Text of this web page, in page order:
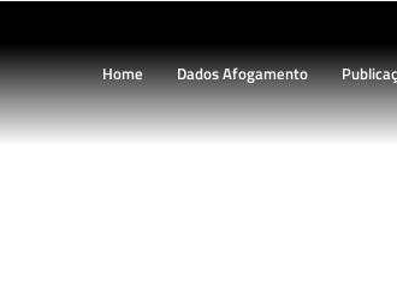
Home Dados Afogamento